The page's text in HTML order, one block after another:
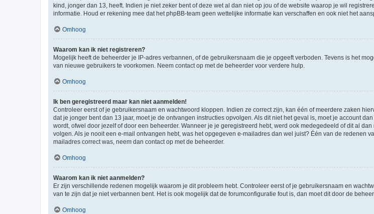
kind, jonger dan 13, heeft. Indien je niet zeker bent of deze wet al dan niet op jou of de website waarop je wil
informatie. Houd er rekening mee dat het phpBB-team geen wettelijke informatie kan verschaffen en ook niet het
Omhoog
Waarom kan ik niet registreren?
Mogelijk heeft de beheerder je IP-adres verbannen, of de gebruikersnaam die je opgeeft verboden. Tevens is het
van nieuwe gebruikers te voorkomen. Neem contact op met de beheerder voor verdere hulp.
Omhoog
Ik ben geregistreerd maar kan niet aanmelden!
Controleer eerst of je gebruikersnaam en wachtwoord kloppen. Indien ze correct zijn, kan één of meerdere zaken
dat je jonger bent dan 13 jaar, moet je de ontvangen instructies opvolgen. Als dit niet het geval is, moet je account
wordt, ofwel door jezelf of door een beheerder. Wanneer je je geregistreerd hebt, werd ook medegedeeld of dit al
volgen. Als je nooit een e-mail ontvangen hebt, was het opgegeven e-mailadres dan wel juist? Één van de redenen
mailadres correct was, neem dan contact op met de beheerder.
Omhoog
Waarom kan ik niet aanmelden?
Er zijn verschillende redenen mogelijk waarom je dit probleem hebt. Controleer eerst of je gebruikersnaam en
van te zijn dat je niet verbannen bent. Het is ook mogelijk dat de forumconfiguratie fout is, dan moet dit door de
Omhoog